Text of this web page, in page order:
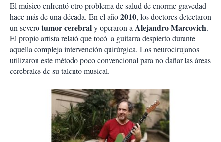
El músico enfrentó otro problema de salud de enorme gravedad
hace más de una década. En el año2010, los doctores detectaron
un severotumor cerebraly operaron aAlejandro Marcovich.
El propio artista relató que tocó la guitarra despierto durante
aquella compleja intervención quirúrgica. Los neurocirujanos
utilizaron este método poco convencional para no dañar las áreas
cerebrales de su talento musical.